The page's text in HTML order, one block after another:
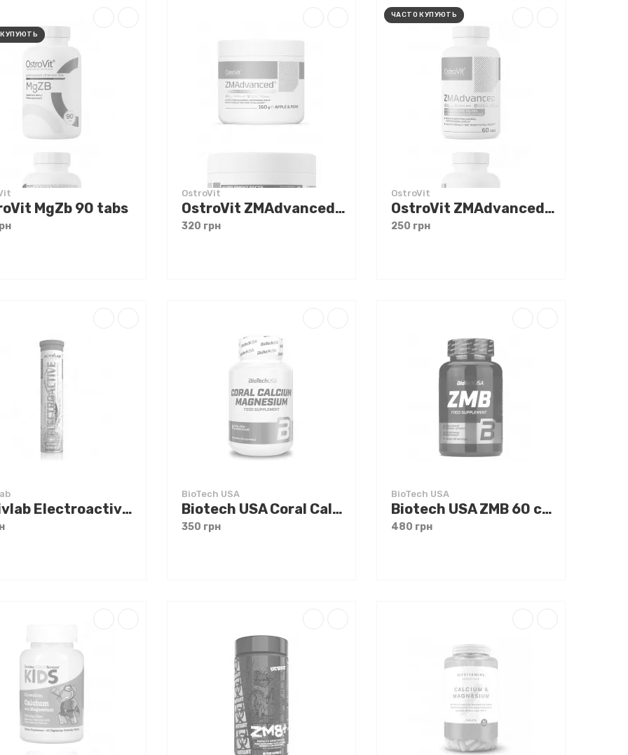
MgZb 90 tabs
OstroVit
OstroVit ZMAdvanced 160 g Яблуко-груша
320 грн
ЧАСТО КУПУЮТЬ
OstroVit
OstroVit ZMAdvanced 60 caps
250 грн
Activlab Electroactive 20 effervescent tabs
BioTech USA
Biotech USA Coral Calcium Magnesium 100 tabs
350 грн
BioTech USA
Biotech USA ZMB 60 caps
480 грн